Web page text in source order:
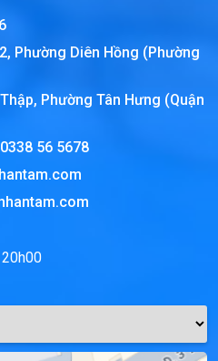
Phường Diên Hồng (Phường
Phường Tân Hưng (Quận
0338 56 5678